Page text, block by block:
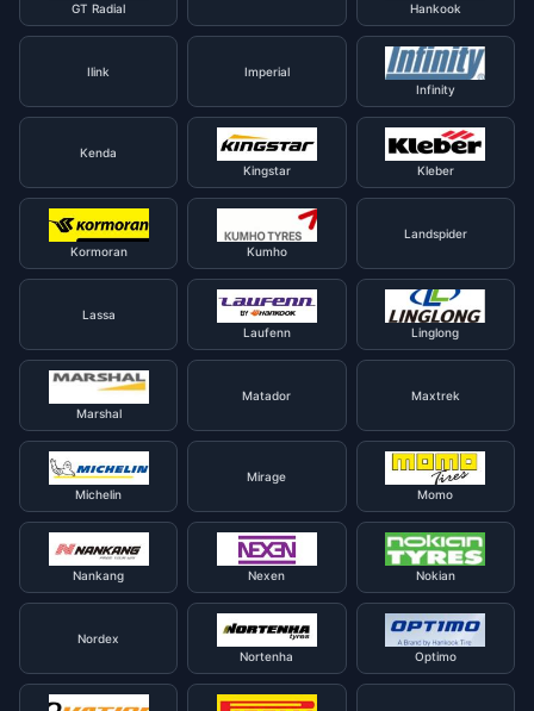
GT Radial
Hankook
Ilink
Imperial
Infinity
Kenda
Kingstar
Kleber
Kormoran Kumho
Landspider
Lassa
Laufenn
Linglong
Marshal
Matador Maxtrek
Michelin
Mirage
Momo
Nankang Nexen Nokian
Nordex
Nortenha
Optimo